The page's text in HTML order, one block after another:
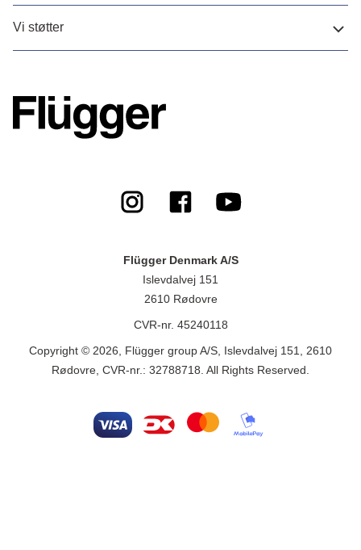
Vi støtter
Flügger Denmark A/S
Islevdalvej 151
2610 Rødovre
CVR-nr. 45240118
Copyright © 2026, Flügger group A/S, Islevdalvej 151, 2610
Rødovre, CVR-nr.: 32788718. All Rights Reserved.